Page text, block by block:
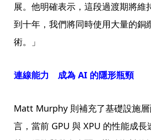
展。他明確表示，這段過渡期將維
到十年，我們將同時使用大量的銅
術。」
連線能力 成為 AI 的隱形瓶頸
Matt Murphy 則補充了基礎設施
言，當前 GPU 與 XPU 的性能成長